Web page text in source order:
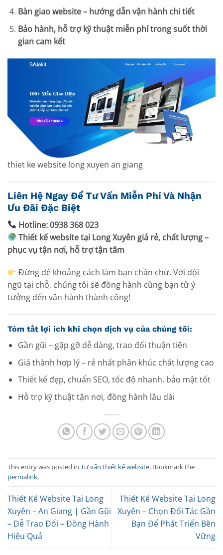
Bàn giao website – hướng dẫn vận hành chi tiết
Bảo hành, hỗ trợ kỹ thuật miễn phí trong suốt thời
gian cam kết
thiet ke website long xuyen an giang
Liên Hệ Ngay Để Tư Vấn Miễn Phí Và Nhận
Ưu Đãi Đặc Biệt
Hotline: 0938 368 023
Thiết kế website tại Long Xuyên giá rẻ, chất lượng –
phục vụ tận nơi, hỗ trợ tận tâm
Đừng để khoảng cách làm bạn chần chừ. Với đội
ngũ tại chỗ, chúng tôi sẽ đồng hành cùng bạn từ ý
tưởng đến vận hành thành công!
Tóm tắt lợi ích khi chọn dịch vụ của chúng tôi:
Gần gũi – gặp gỡ dễ dàng, trao đổi thuận tiện
Giá thành hợp lý – rẻ nhất phân khúc chất lượng cao
Thiết kế đẹp, chuẩn SEO, tốc độ nhanh, bảo mật tốt
Hỗ trợ kỹ thuật tận nơi, đồng hành lâu dài
This entry was posted in Tư vấn thiết kế website. Bookmark the
permalink.
Thiết Kế Website Tại Long
Xuyên – An Giang | Gần Gũi
– Dễ Trao Đổi – Đồng Hành
Hiệu Quả
Thiết Kế Website Tại Long
Xuyên – Chọn Đối Tác Gần
Bạn Để Phát Triển Bền
Vững